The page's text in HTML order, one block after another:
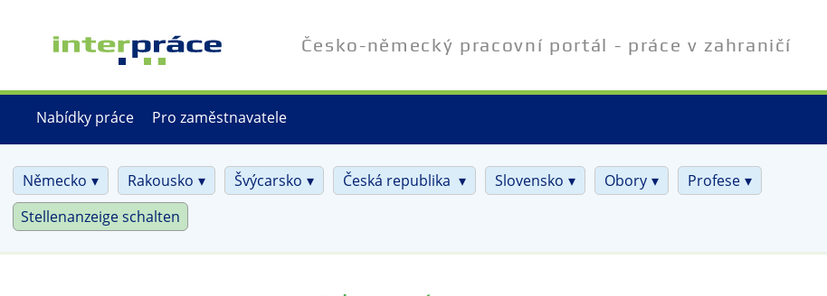
hlavnímu
Česko-německý pracovní portál - práce v zahraničí
Nabídky práce Pro zaměstnavatele
Německo Rakousko Švýcarsko Česká republika Slovensko Obory
Profese
Stellenanzeige schalten